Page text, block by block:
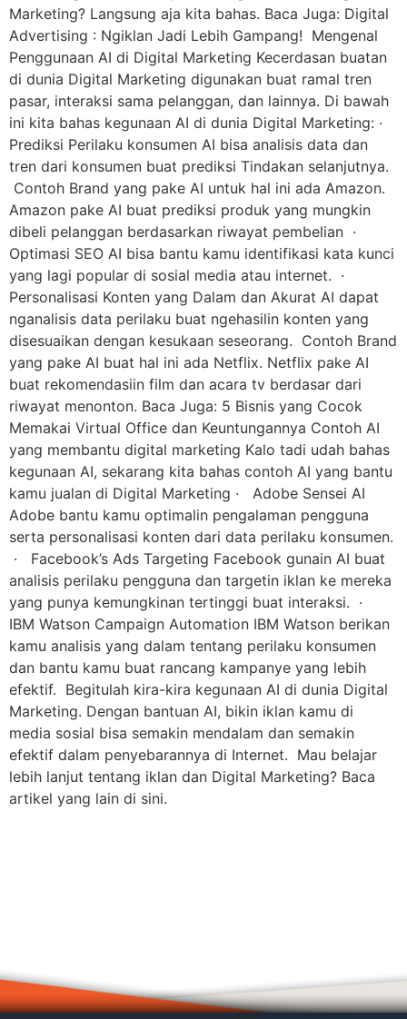
Marketing? Langsung aja kita bahas. Baca Juga: Digital
Advertising : Ngiklan Jadi Lebih Gampang! Mengenal
Penggunaan AI di Digital Marketing Kecerdasan buatan
di dunia Digital Marketing digunakan buat ramal tren
pasar, interaksi sama pelanggan, dan lainnya. Di bawah
ini kita bahas kegunaan AI di dunia Digital Marketing: ·
Prediksi Perilaku konsumen AI bisa analisis data dan
tren dari konsumen buat prediksi Tindakan selanjutnya.
Contoh Brand yang pake AI untuk hal ini ada Amazon.
Amazon pake AI buat prediksi produk yang mungkin
dibeli pelanggan berdasarkan riwayat pembelian ·
Optimasi SEO AI bisa bantu kamu identifikasi kata kunci
yang lagi popular di sosial media atau internet. ·
Personalisasi Konten yang Dalam dan Akurat AI dapat
nganalisis data perilaku buat ngehasilin konten yang
disesuaikan dengan kesukaan seseorang. Contoh Brand
yang pake AI buat hal ini ada Netflix. Netflix pake AI
buat rekomendasiin film dan acara tv berdasar dari
riwayat menonton. Baca Juga: 5 Bisnis yang Cocok
Memakai Virtual Office dan Keuntungannya Contoh AI
yang membantu digital marketing Kalo tadi udah bahas
kegunaan AI, sekarang kita bahas contoh AI yang bantu
kamu jualan di Digital Marketing · Adobe Sensei AI
Adobe bantu kamu optimalin pengalaman pengguna
serta personalisasi konten dari data perilaku konsumen.
· Facebook’s Ads Targeting Facebook gunain AI buat
analisis perilaku pengguna dan targetin iklan ke mereka
yang punya kemungkinan tertinggi buat interaksi. ·
IBM Watson Campaign Automation IBM Watson berikan
kamu analisis yang dalam tentang perilaku konsumen
dan bantu kamu buat rancang kampanye yang lebih
efektif. Begitulah kira-kira kegunaan AI di dunia Digital
Marketing. Dengan bantuan AI, bikin iklan kamu di
media sosial bisa semakin mendalam dan semakin
efektif dalam penyebarannya di Internet. Mau belajar
lebih lanjut tentang iklan dan Digital Marketing? Baca
artikel yang lain di sini.